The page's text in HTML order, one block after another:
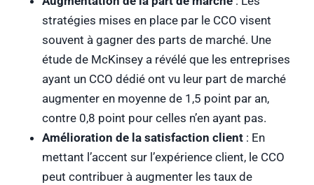
stratégies mises en place par le CCO visent
souvent à gagner des parts de marché. Une
étude de McKinsey a révélé que les entreprises
ayant un CCO dédié ont vu leur part de marché
augmenter en moyenne de 1,5 point par an,
contre 0,8 point pour celles n’en ayant pas.
Amélioration de la satisfaction client : En
mettant l’accent sur l’expérience client, le CCO
peut contribuer à augmenter les taux de